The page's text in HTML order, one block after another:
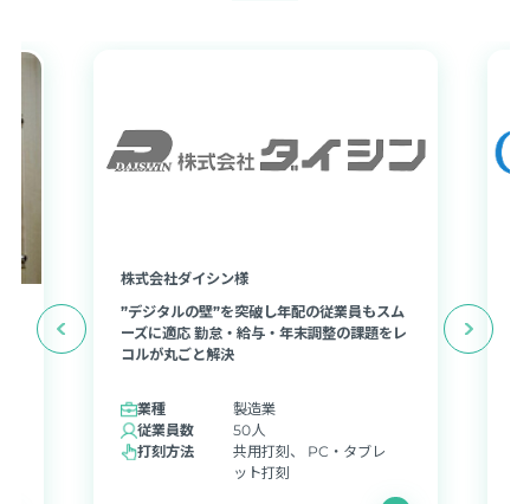
株式会社ダイシン様
”デジタルの壁”を突破し年配の従業員もスム
ーズに適応 勤怠・給与・年末調整の課題をレ
コルが丸ごと解決
業種
製造業
従業員数
50人
打刻方法
共用打刻、 PC・タブレ
ット打刻